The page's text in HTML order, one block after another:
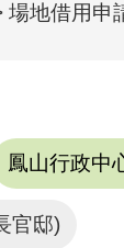
場地借用申
鳳山行政中
官邸)